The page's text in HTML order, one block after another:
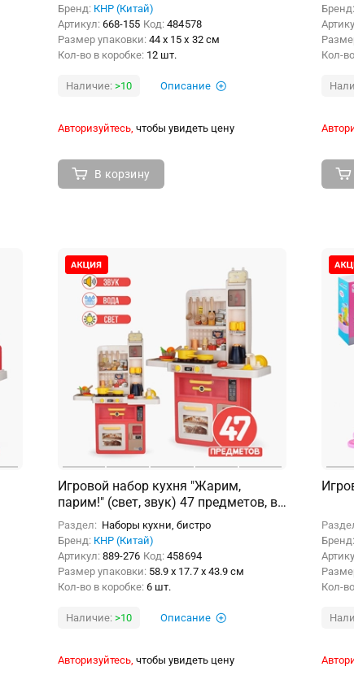
Бренд: КНР (Китай)
Артикул: 668-155 Код:484578
Размер упаковки: 44 x 15 x 32 см
Кол-во в коробке: 12 шт.
Наличие: >10 Описание
Авторизуйтесь, чтобы увидеть цену
В корзину
Кол-
Игровой набор кухня "Жарим,
парим!" (свет, звук) 47 предметов, в
коробке
Раздел: Наборы кухни, бистро
Бренд: КНР (Китай)
Артикул: 889-276 Код:458694
Размер упаковки: 58.9 x 17.7 x 43.9 см
Кол-во в коробке: 6 шт.
Наличие: >10 Описание
Авторизуйтесь, чтобы увидеть цену
Кол-